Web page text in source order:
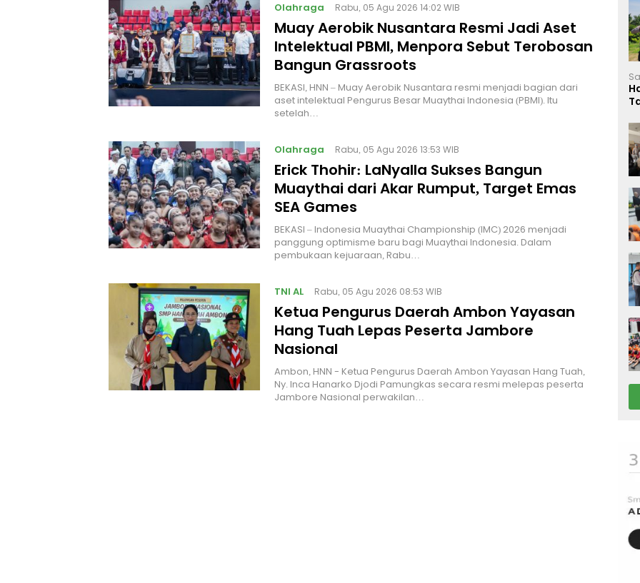
Olahraga Rabu, 05 Agu 2026 14:02 WIB
Muay Aerobik Nusantara Resmi Jadi Aset
Intelektual PBMI, Menpora Sebut Terobosan
Bangun Grassroots
BEKASI, HNN – Muay Aerobik Nusantara resmi menjadi bagian dari
aset intelektual Pengurus Besar Muaythai Indonesia (PBMI). Itu
setelah…
Olahraga Rabu, 05 Agu 2026 13:53 WIB
Erick Thohir: LaNyalla Sukses Bangun
Muaythai dari Akar Rumput, Target Emas
SEA Games
BEKASI – Indonesia Muaythai Championship (IMC) 2026 menjadi
panggung optimisme baru bagi Muaythai Indonesia. Dalam
pembukaan kejuaraan, Rabu…
TNI AL Rabu, 05 Agu 2026 08:53 WIB
Ketua Pengurus Daerah Ambon Yayasan
Hang Tuah Lepas Peserta Jambore
Nasional
Ambon, HNN - Ketua Pengurus Daerah Ambon Yayasan Hang Tuah,
Ny. Inca Hanarko Djodi Pamungkas secara resmi melepas peserta
Jambore Nasional perwakilan…